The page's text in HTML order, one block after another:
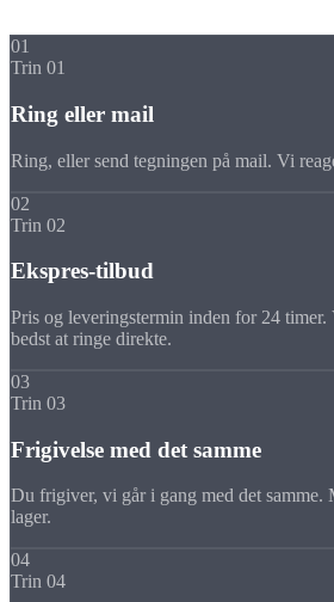
01
Trin 01
Ring eller mail
Ring, eller send tegningen på mail. Vi
02
Trin 02
Ekspres-tilbud
Pris og leveringstermin inden for 24 timer.
bedst at ringe direkte.
03
Trin 03
Frigivelse med det samme
Du frigiver, vi går i gang med det samme.
lager.
04
Trin 04